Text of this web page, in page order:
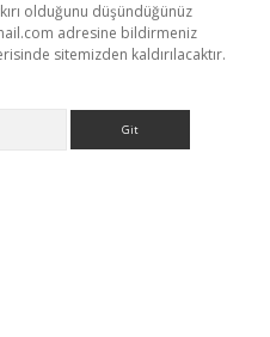
olduğunu düşündüğünüz
adresine bildirmeniz
sitemizden kaldırılacaktır.